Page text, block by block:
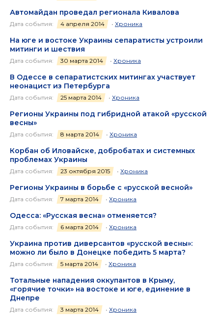
Автомайдан проведал регионала Кивалова
Дата события: 4 апреля 2014 • Хроника
На юге и востоке Украины сепаратисты устроили
митинги и шествия
Дата события: 30 марта 2014 • Хроника
В Одессе в сепаратистских митингах участвует
неонацист из Петербурга
Дата события: 25 марта 2014 • Хроника
Регионы Украины под гибридной атакой «русской
весны»
Дата события: 8 марта 2014 • Хроника
Корбан об Иловайске, добробатах и системных
проблемах Украины
Дата события: 23 октября 2015 • Хроника
Регионы Украины в борьбе с «русской весной»
Дата события: 7 марта 2014 • Хроника
Одесса: «Русская весна» отменяется?
Дата события: 6 марта 2014 • Хроника
Украина против диверсантов «русской весны»:
можно ли было в Донецке победить 5 марта?
Дата события: 5 марта 2014 • Хроника
Тотальные нападения оккупантов в Крыму,
«горячие точки» на востоке и юге, единение в
Днепре
Дата события: 3 марта 2014 • Хроника